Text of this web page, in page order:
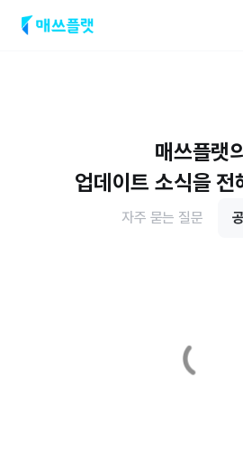
매쓰플랫의
업데이트 소식을 전
자주 묻는 질문